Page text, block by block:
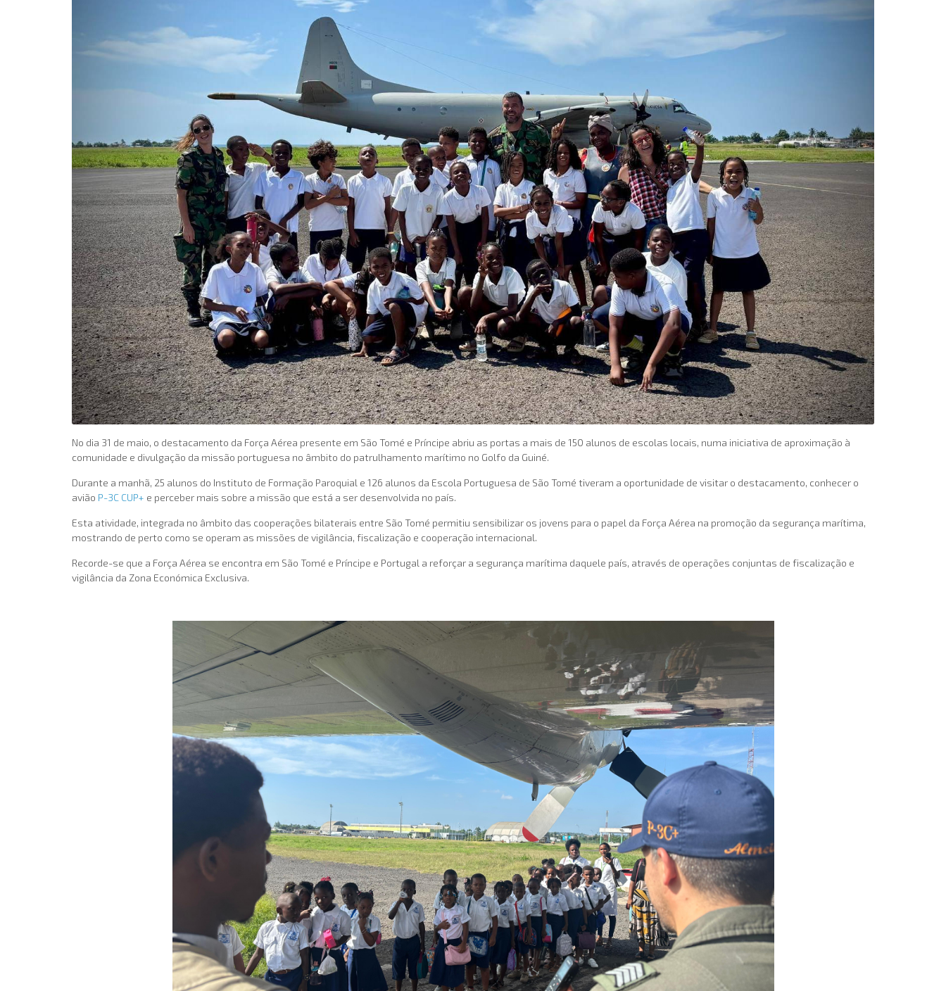
No dia 31 de maio, o destacamento da Força Aérea presente em São Tomé e Príncipe abriu as portas a mais de 150 alunos de escolas locais, numa iniciativa de aproximação à
comunidade e divulgação da missão portuguesa no âmbito do patrulhamento marítimo no Golfo da Guiné.
Durante a manhã, 25 alunos do Instituto de Formação Paroquial e 126 alunos da Escola Portuguesa de São Tomé tiveram a oportunidade de visitar o destacamento, conhecer o
avião P-3C CUP+ e perceber mais sobre a missão que está a ser desenvolvida no país.
Esta atividade, integrada no âmbito das cooperações bilaterais entre São Tomé permitiu sensibilizar os jovens para o papel da Força Aérea na promoção da segurança marítima,
mostrando de perto como se operam as missões de vigilância, fiscalização e cooperação internacional.
Recorde-se que a Força Aérea se encontra em São Tomé e Príncipe e Portugal a reforçar a segurança marítima daquele país, através de operações conjuntas de fiscalização e
vigilância da Zona Económica Exclusiva.